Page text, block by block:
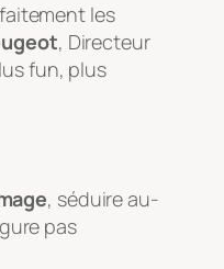
les
, Directeur
fun, plus
, séduire au-
pas